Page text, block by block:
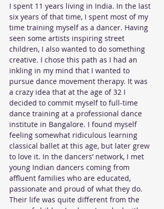
I spent 11 years living in India. In the last
six years of that time, I spent most of my
time training myself as a dancer. Having
seen some artists inspiring street
children, I also wanted to do something
creative. I chose this path as I had an
inkling in my mind that I wanted to
pursue dance movement therapy. It was
a crazy idea that at the age of 32 I
decided to commit myself to full-time
dance training at a professional dance
institute in Bangalore. I found myself
feeling somewhat ridiculous learning
classical ballet at this age, but later grew
to love it. In the dancers’ network, I met
young Indian dancers coming from
affluent families who are educated,
passionate and proud of what they do.
Their life was quite different from the